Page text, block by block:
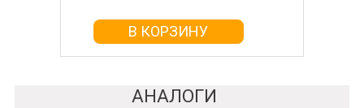
В КОРЗИНУ
АНАЛОГИ